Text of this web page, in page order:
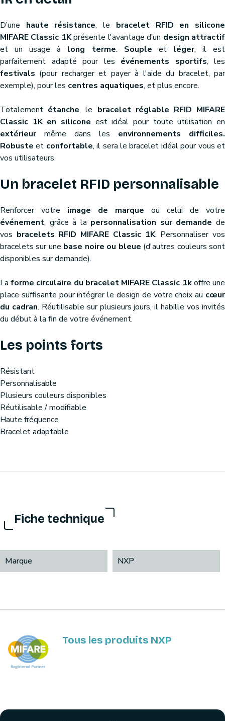
D’une haute résistance, le bracelet RFID en silicone
MIFARE Classic 1Kprésente l'avantage d’un design attractif
et un usage à long terme. Souple et léger, il est
parfaitement adapté pour les événements sportifs, les
festivals (pour recharger et payer à l'aide du bracelet, par
exemple), pour les centres aquatiques, et plus encore.
Totalement étanche, le bracelet réglable RFID MIFARE
Classic 1K en silicone est idéal pour toute utilisation en
extérieurmême dans les environnements difficiles.
Robuste et confortable, il sera le bracelet idéal pour vous et
vos utilisateurs.
Un bracelet RFID personnalisable
Renforcer votre image de marque ou celui de votre
événement, grâce à la personnalisation sur demande de
vos bracelets RFID MIFARE Classic 1K. Personnaliser vos
bracelets sur une base noire ou bleue (d'autres couleurs sont
disponibles sur demande).
Laforme circulaire du bracelet MIFARE Classic 1koffre une
place suffisante pour intégrer le design de votre choix au cœur
du cadran. Réutilisable sur plusieurs jours, il habille vos invités
du début à la fin de votre événement.
Les points forts
Résistant
Personnalisable
Plusieurs couleurs disponibles
Réutilisable / modifiable
Haute fréquence
Bracelet adaptable
Fiche technique
Marque NXP
Tous les produits NXP